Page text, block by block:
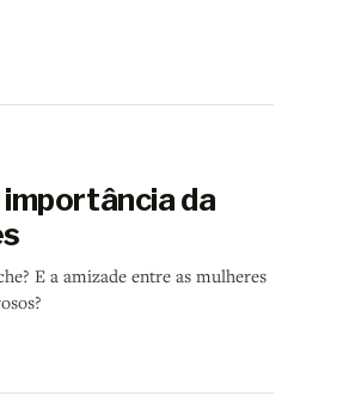
importância da
E a amizade entre as mulheres